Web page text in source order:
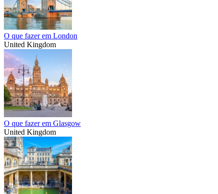
O que fazer em London
United Kingdom
O que fazer em Glasgow
United Kingdom